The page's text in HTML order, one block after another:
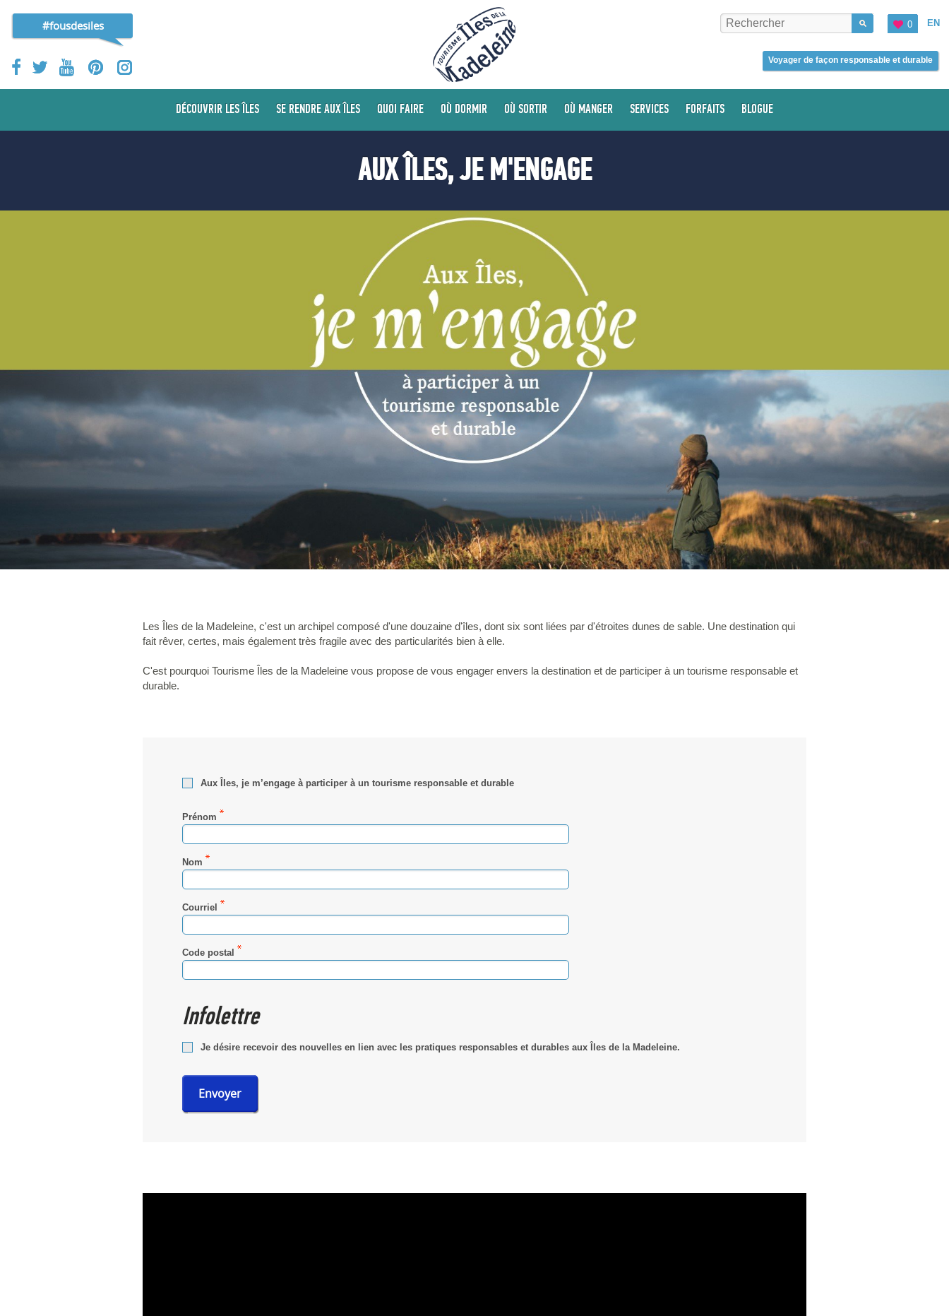
#fousdesiles EN
0
Voyager de façon responsable et durable
DÉCOUVRIR LES ÎLES SE RENDRE AUX ÎLES QUOI FAIRE OÙ DORMIR OÙ SORTIR OÙ MANGER SERVICES FORFAITS BLOGUE
AUX ÎLES, JE M'ENGAGE
Les Îles de la Madeleine, c'est un archipel composé d'une douzaine d'îles, dont six sont liées par d'étroites dunes de sable. Une destination qui
fait rêver, certes, mais également très fragile avec des particularités bien à elle.
C'est pourquoi Tourisme Îles de la Madeleine vous propose de vous engager envers la destination et de participer à un tourisme responsable et
durable.
Aux Îles, je m’engage à participer à un tourisme responsable et durable
Prénom
Nom
Courriel
Code postal
Infolettre
Je désire recevoir des nouvelles en lien avec les pratiques responsables et durables aux Îles de la Madeleine.
Envoyer